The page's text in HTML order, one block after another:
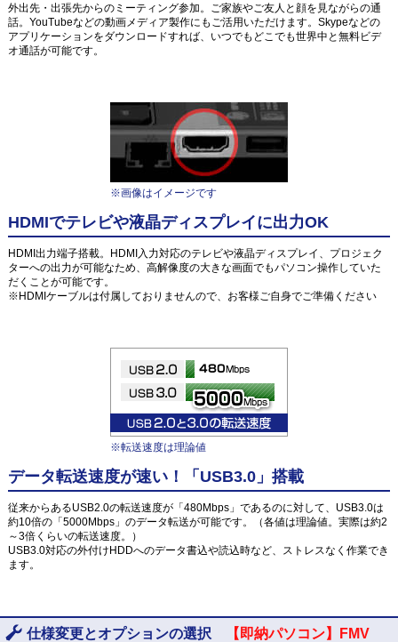
外出先・出張先からのミーティング参加。ご家族やご友人と顔を見ながらの通
話。YouTubeなどの動画メディア製作にもご活用いただけます。Skypeなどの
アプリケーションをダウンロードすれば、いつでもどこでも世界中と無料ビデ
オ通話が可能です。
※画像はイメージです
HDMIでテレビや液晶ディスプレイに出力OK
HDMI出力端子搭載。HDMI入力対応のテレビや液晶ディスプレイ、プロジェク
ターへの出力が可能なため、高解像度の大きな画面でもパソコン操作していた
だくことが可能です。
※HDMIケーブルは付属しておりませんので、お客様ご自身でご準備ください
※転送速度は理論値
データ転送速度が速い！「USB3.0」搭載
従来からあるUSB2.0の転送速度が「480Mbps」であるのに対して、USB3.0は
約10倍の「5000Mbps」のデータ転送が可能です。（各値は理論値。実際は約2
～3倍くらいの転送速度。）
USB3.0対応の外付けHDDへのデータ書込や読込時など、ストレスなく作業でき
ます。
仕様変更とオプションの選択
【即納パソコン】FMV